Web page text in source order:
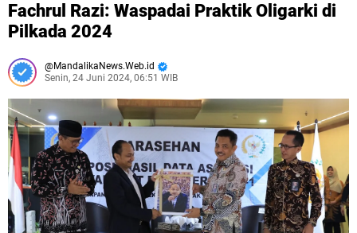
Fachrul Razi: Waspadai Praktik Oligarki di
Pilkada 2024
MandalikaNews.Web.id
Senin, 24 Juni 2024, 06:51 WIB